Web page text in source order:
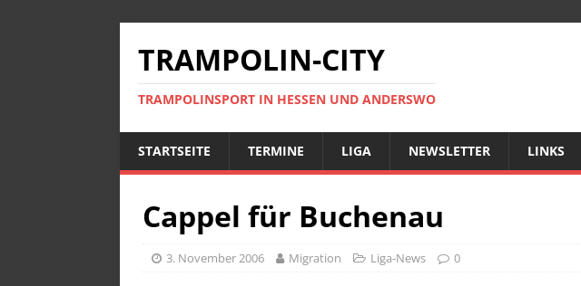
TRAMPOLIN-CITY
TRAMPOLINSPORT IN HESSEN UND ANDERSWO
STARTSEITE TERMINE LIGA NEWSLETTER LINKS
Cappel für Buchenau
3. November 2006 Migration Liga-News 0